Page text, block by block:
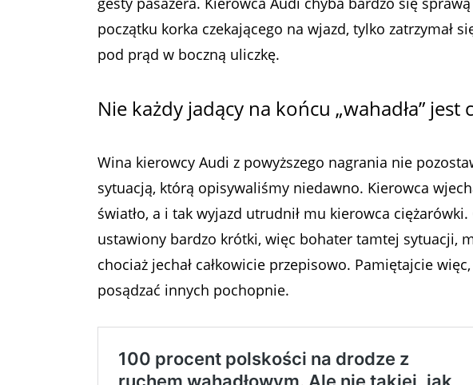
początku korka czekającego na wjazd, tylko zatrzymał
pod prąd w boczną uliczkę.
Nie każdy jadący na końcu „wahadła” jest
Wina kierowcy Audi z powyższego nagrania nie
sytuacją, którą opisywaliśmy niedawno. Kierowca
światło, a i tak wyjazd utrudnił mu kierowca ciężarówki.
ustawiony bardzo krótki, więc bohater tamtej sytuacji,
chociaż jechał całkowicie przepisowo. Pamiętajcie
posądzać innych pochopnie.